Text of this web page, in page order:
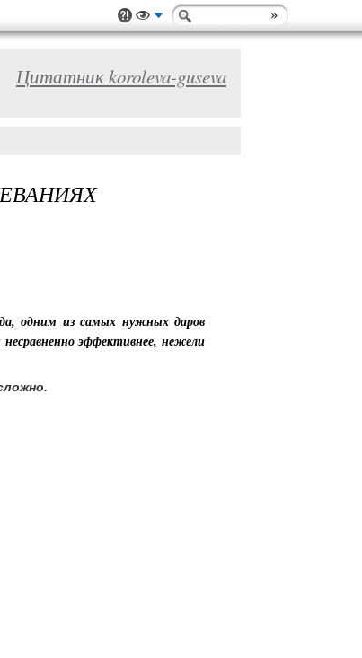
Цитатник koroleva-guseva
одним из самых нужных даров
эффективнее, нежели